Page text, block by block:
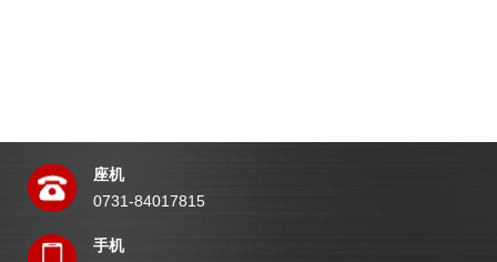
座机
0731-84017815
手机